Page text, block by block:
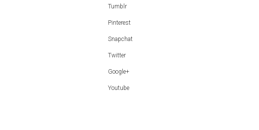
Tumblr
Pinterest
Snapchat
Twitter
Google+
Youtube